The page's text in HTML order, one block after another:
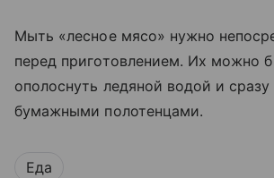
Мыть «лесное мясо» нужно
перед приготовлением. Их можно
ополоснуть ледяной водой и
бумажными полотенцами.
Еда